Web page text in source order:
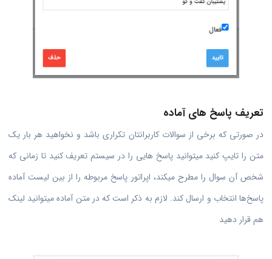
تعریف پاسخ های آماده
در صورتی که برخی از سوالات کاربرانتان تکراری باشد و نخواهید هر بار یک
متن را تایپ کنید میتوانید پاسخ هایی را در سیستم تعریف کنید تا زمانی که
شخص آن سوال را مطرح میکند، اپراتور پاسخ مربوطه را از بین لیست آماده
پاسخ‌ها انتخاب و ارسال کند. لازم به ذکر است که در متن آماده میتوانید لینک
هم قرار دهید